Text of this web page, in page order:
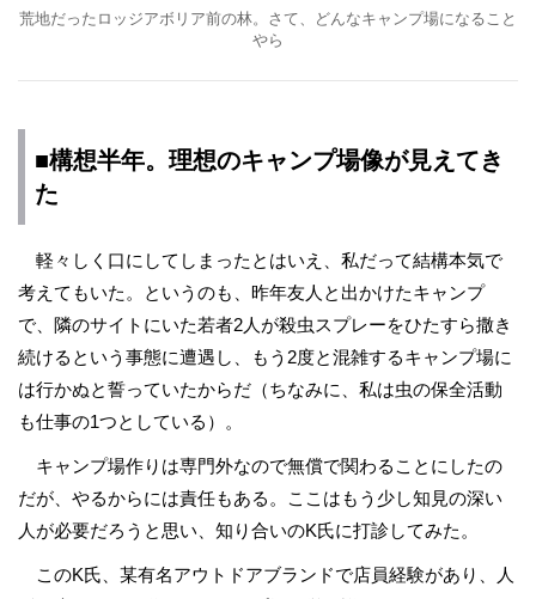
荒地だったロッジアボリア前の林。さて、どんなキャンプ場になること
やら
■構想半年。理想のキャンプ場像が見えてき
た
軽々しく口にしてしまったとはいえ、私だって結構本気で
考えてもいた。というのも、昨年友人と出かけたキャンプ
で、隣のサイトにいた若者2人が殺虫スプレーをひたすら撒き
続けるという事態に遭遇し、もう2度と混雑するキャンプ場に
は行かぬと誓っていたからだ（ちなみに、私は虫の保全活動
も仕事の1つとしている）。
キャンプ場作りは専門外なので無償で関わることにしたの
だが、やるからには責任もある。ここはもう少し知見の深い
人が必要だろうと思い、知り合いのK氏に打診してみた。
このK氏、某有名アウトドアブランドで店員経験があり、人